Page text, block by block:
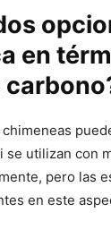
en
se utilizan con
pero las
en este